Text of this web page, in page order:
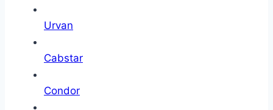
Urvan
Cabstar
Condor